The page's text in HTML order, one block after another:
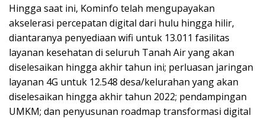
Hingga saat ini, Kominfo telah mengupayakan
akselerasi percepatan digital dari hulu hingga hilir,
diantaranya penyediaan wifi untuk 13.011 fasilitas
layanan kesehatan di seluruh Tanah Air yang akan
diselesaikan hingga akhir tahun ini; perluasan jaringan
layanan 4G untuk 12.548 desa/kelurahan yang akan
diselesaikan hingga akhir tahun 2022; pendampingan
UMKM; dan penyusunan roadmap transformasi digital